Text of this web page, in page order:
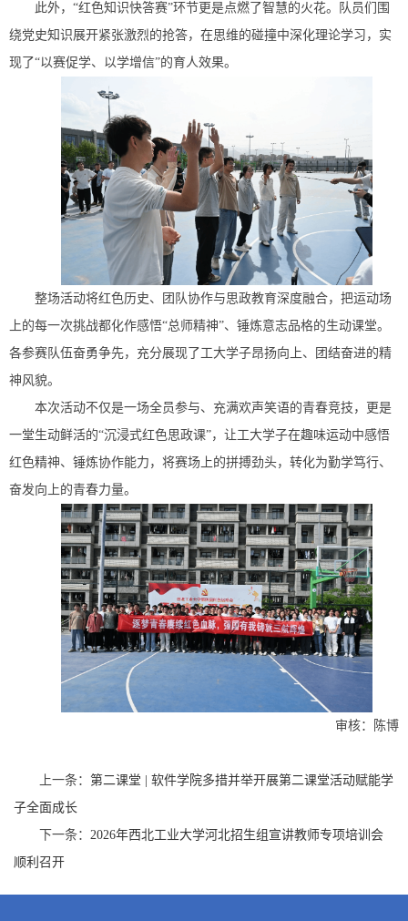
此外，“红色知识快答赛”环节更是点燃了智慧的火花。队员们围
绕党史知识展开紧张激烈的抢答，在思维的碰撞中深化理论学习，实
现了“以赛促学、以学增信”的育人效果。
整场活动将红色历史、团队协作与思政教育深度融合，把运动场
上的每一次挑战都化作感悟“总师精神”、锤炼意志品格的生动课堂。
各参赛队伍奋勇争先，充分展现了工大学子昂扬向上、团结奋进的精
神风貌。
本次活动不仅是一场全员参与、充满欢声笑语的青春竞技，更是
一堂生动鲜活的“沉浸式红色思政课”，让工大学子在趣味运动中感悟
红色精神、锤炼协作能力，将赛场上的拼搏劲头，转化为勤学笃行、
奋发向上的青春力量。
审核：陈博
上一条： 第二课堂 | 软件学院多措并举开展第二课堂活动赋能学
子全面成长
下一条： 2026年西北工业大学河北招生组宣讲教师专项培训会
顺利召开